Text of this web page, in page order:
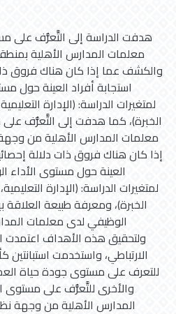
هدفت الدراسة إلى التَّعرُّف على
معلمات المدارس الأهلية
والكشف عما إذا كان هناك فروق
استجابة أفراد العينة حول
لمتغيرات الدراسة: (الإدارة
الخبرة)، كما هدفت إلى التَّعرُّف
معلمات المدارس الأهلية من
إذا كان هناك فروق ذات دلالة
العينة حول مستوى
لمتغيرات الدراسة: (الإدارة
الخبرة)، ومعرفة طبيعة
الوظيفي لدى معلمات
ولتحقيق هذه الأهداف اعتمدت
الارتباطي، واستخدمت استبانتين
للتعرف على مستوى جودة حياة
والأخرى للتَّعرُّف على مستوى
المدارس الأهلية من وجهة نظر